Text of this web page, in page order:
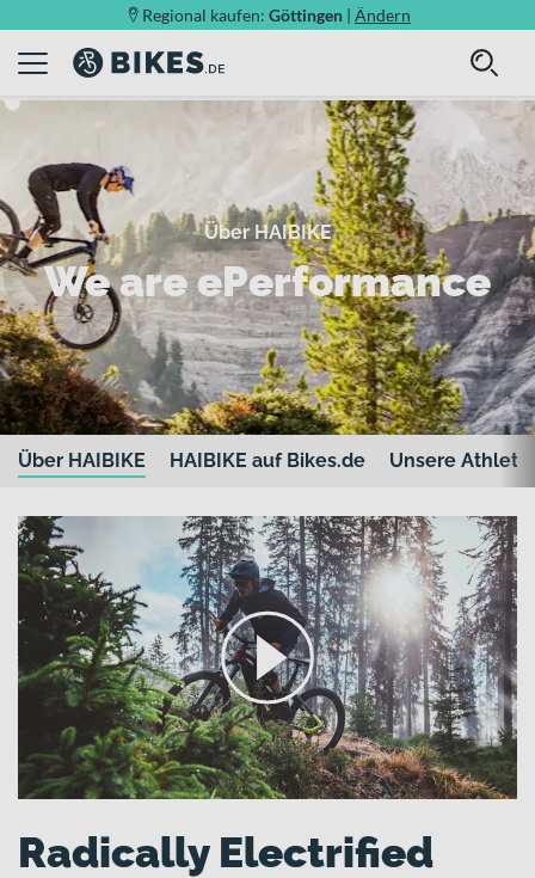
Regional kaufen: Göttingen | Ändern
Über HAIBIKE
We are ePerformance
Über HAIBIKE HAIBIKE auf Bikes.de Unsere
Radically Electrified